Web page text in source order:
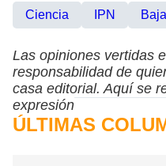
Ciencia IPN
Las opiniones vertidas
responsabilidad de
casa editorial. Aquí se
expresión
ÚLTIMAS